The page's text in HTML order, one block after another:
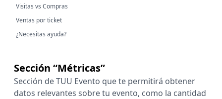
Sección “Métricas”
Sección de TUU Evento que te permitirá obtener
datos relevantes sobre tu evento, como la cantidad
Visitas vs Compras
Ventas por ticket
¿Necesitas ayuda?